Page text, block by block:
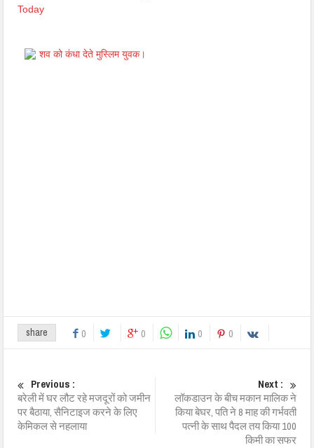
Today
शव को कंधा देते मुस्लिम युवक।
share 0 0 0 0
Previous :
बरेली में घर लौट रहे मजदूरों को जमीन
पर बैठाया, सैनिटाइज करने के लिए
केमिकल से नहलाया
Next :
लॉकडाउन के बीच मकान मालिक ने
किया बेघर, पति ने 8 माह की गर्भवती
पत्नी के साथ पैदल तय किया 100
किमी का सफर